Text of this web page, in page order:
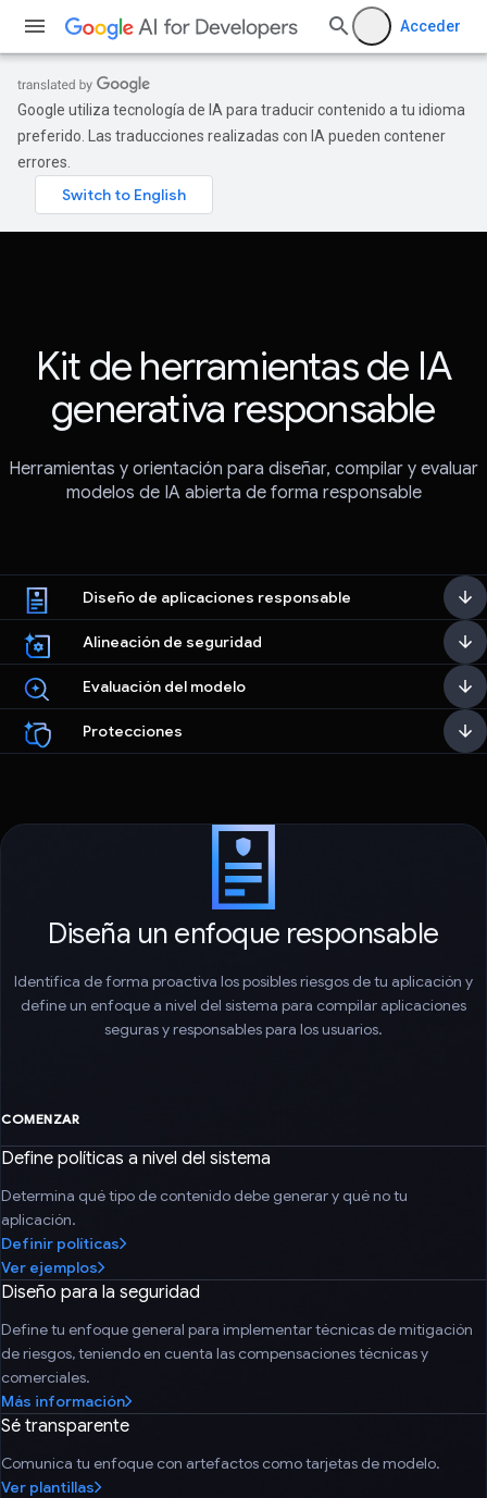
Acceder
Google utiliza tecnología de IA para traducir contenido a tu idioma
preferido. Las traducciones realizadas con IA pueden contener
errores.
Kit de herramientas de IA
generativa responsable
Herramientas y orientación para diseñar, compilar y evaluar
modelos de IA abierta de forma responsable
Diseño de aplicaciones responsable
Alineación de seguridad
Evaluación del modelo
Protecciones
Diseña un enfoque responsable
Identifica de forma proactiva los posibles riesgos de tu aplicación y
define un enfoque a nivel del sistema para compilar aplicaciones
seguras y responsables para los usuarios.
COMENZAR
Define políticas a nivel del sistema
Determina qué tipo de contenido debe generar y qué no tu
aplicación.
Definir políticas
Ver ejemplos
Diseño para la seguridad
Define tu enfoque general para implementar técnicas de mitigación
de riesgos, teniendo en cuenta las compensaciones técnicas y
comerciales.
Más información
Sé transparente
Comunica tu enfoque con artefactos como tarjetas de modelo.
Ver plantillas